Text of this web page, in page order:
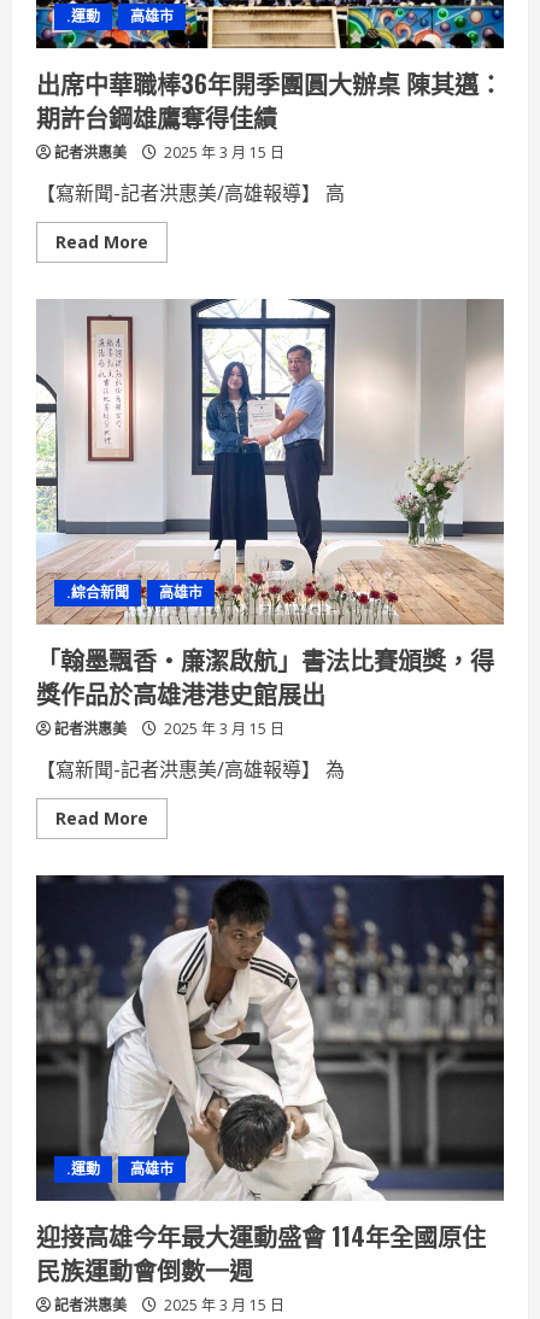
3
月
15
日
在
高
雄
空
大
文
中
心
.運動 高雄市
出席中華職棒36年開季團圓大辦桌 陳其邁：
期許台鋼雄鷹奪得佳績
記者洪惠美 2025 年 3 月 15 日
【寫新聞-記者洪惠美/高雄報導】 高
Read More
more
桌
陳
其
邁：
期
許
台
鋼
雄
鷹
奪
得
佳
.綜合新聞 高雄市
「翰墨飄香‧廉潔啟航」書法比賽頒獎，得
獎作品於高雄港港史館展出
記者洪惠美 2025 年 3 月 15 日
【寫新聞-記者洪惠美/高雄報導】 為
Read More
more
墨
香‧
廉
潔
啟
航」
比
賽
頒
獎，
得
獎
作
品
於
高
雄
港
港
史
館
展
出
.運動 高雄市
迎接高雄今年最大運動盛會 114年全國原住
民族運動會倒數一週
記者洪惠美 2025 年 3 月 15 日